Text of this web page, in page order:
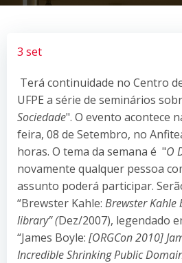
3 set
Terá continuidade no Centro
UFPE a série de seminários
Sociedade". O evento acontece
feira, 08 de Setembro, no
horas. O tema da semana é "O
novamente qualquer pessoa
assunto poderá participar.
“Brewster Kahle: Brewster
library” (Dez/2007), legendado
“James Boyle: [ORGCon 2010]
Incredible Shrinking Public